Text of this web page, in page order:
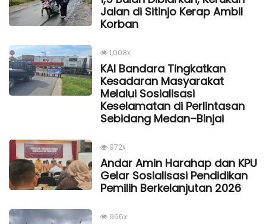
Jalan di Sitinjo Kerap Ambil
Korban
1,008x
KAI Bandara Tingkatkan
Kesadaran Masyarakat
Melalui Sosialisasi
Keselamatan di Perlintasan
Sebidang Medan–Binjai
972x
Andar Amin Harahap dan KPU
Gelar Sosialisasi Pendidikan
Pemilih Berkelanjutan 2026
966x